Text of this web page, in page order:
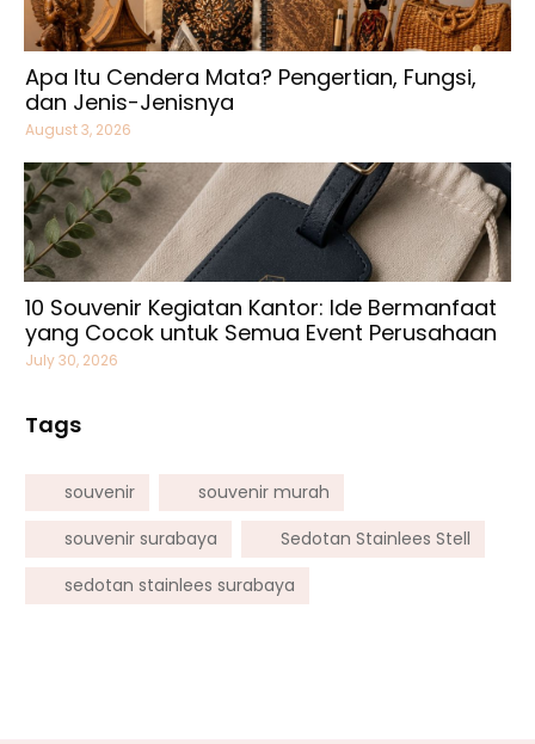
Apa Itu Cendera Mata? Pengertian, Fungsi,
dan Jenis-Jenisnya
August 3, 2026
10 Souvenir Kegiatan Kantor: Ide Bermanfaat
yang Cocok untuk Semua Event Perusahaan
July 30, 2026
Tags
souvenir
souvenir murah
souvenir surabaya
Sedotan Stainlees Stell
sedotan stainlees surabaya